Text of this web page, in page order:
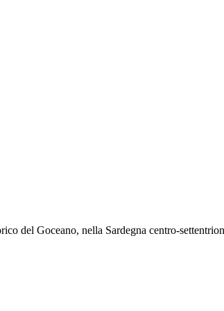
del Goceano, nella Sardegna centro-